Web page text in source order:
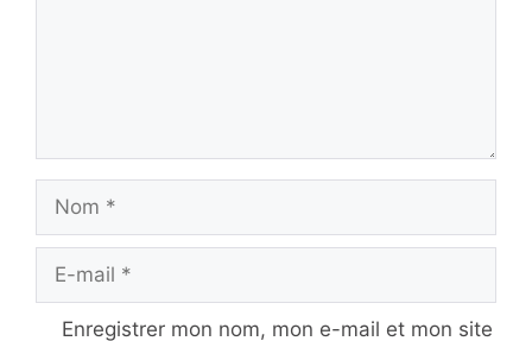
Nom
Enregistrer mon nom, mon e-mail et mon site